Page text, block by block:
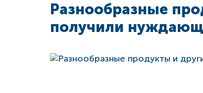
Разнообразные
получили